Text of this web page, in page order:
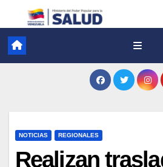
NOTICIAS REGIONALES
Realizan